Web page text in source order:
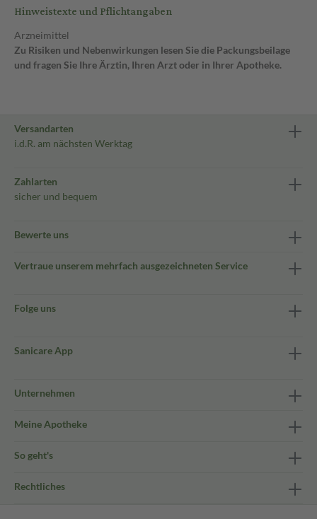
Hinweistexte und Pflichtangaben
Arzneimittel
Zu Risiken und Nebenwirkungen lesen Sie die Packungsbeilage
und fragen Sie Ihre Ärztin, Ihren Arzt oder in Ihrer Apotheke.
Versandarten
i.d.R. am nächsten Werktag
Zahlarten
sicher und bequem
Bewerte uns
Vertraue unserem mehrfach ausgezeichneten Service
Folge uns
Sanicare App
Unternehmen
Meine Apotheke
So geht's
Rechtliches